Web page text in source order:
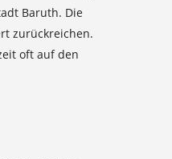
Baruth. Die
zurückreichen.
oft auf den